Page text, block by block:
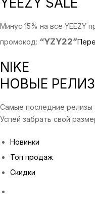
Минус 15% на все YEEZY
промокод: “YZY22”
NIKE
НОВЫЕ
Самые последние релизы
Успей забрать свой
Новинки
Топ продаж
Скидки